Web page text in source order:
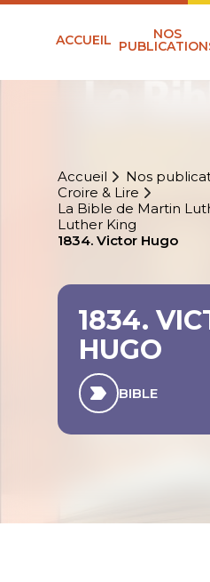
ACCUEIL NOS
Accueil
Nos
Croire & Lire
La Bible de Martin
Luther King
1834. Victor Hugo
1834.
HUGO
BIBLE